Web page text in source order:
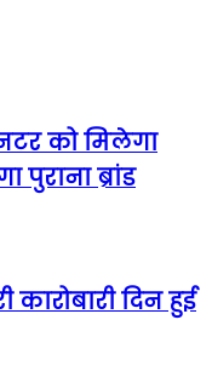
को मिलेगा
ब्रांड
दिन हुई